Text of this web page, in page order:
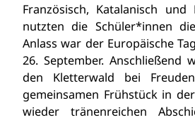
Französisch, Katalanisch und
nutzten die Schüler*innen
Anlass war der Europäische
26. September. Anschließend
den Kletterwald bei
gemeinsamen Frühstück in
wieder tränenreichen